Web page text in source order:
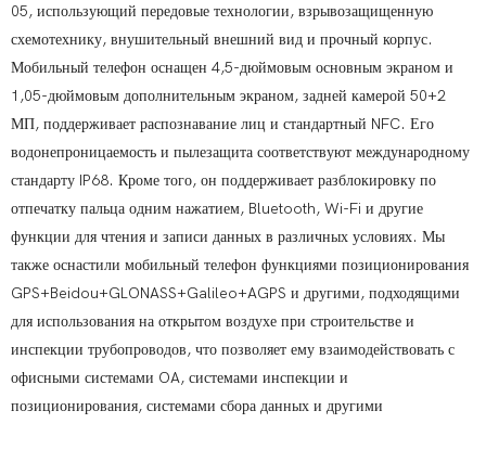
05, использующий передовые технологии, взрывозащищенную
схемотехнику, внушительный внешний вид и прочный корпус.
Мобильный телефон оснащен 4,5-дюймовым основным экраном и
1,05-дюймовым дополнительным экраном, задней камерой 50+2
МП, поддерживает распознавание лиц и стандартный NFC. Его
водонепроницаемость и пылезащита соответствуют международному
стандарту IP68. Кроме того, он поддерживает разблокировку по
отпечатку пальца одним нажатием, Bluetooth, Wi-Fi и другие
функции для чтения и записи данных в различных условиях. Мы
также оснастили мобильный телефон функциями позиционирования
GPS+Beidou+GLONASS+Galileo+AGPS и другими, подходящими
для использования на открытом воздухе при строительстве и
инспекции трубопроводов, что позволяет ему взаимодействовать с
офисными системами OA, системами инспекции и
позиционирования, системами сбора данных и другими